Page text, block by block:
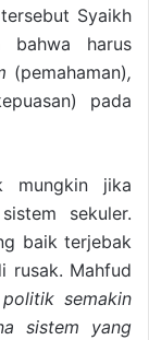
Syaikh
bahwa harus
(pemahaman),
pada
mungkin jika
sekuler.
baik terjebak
rusak. Mahfud
semakin
sistem yang